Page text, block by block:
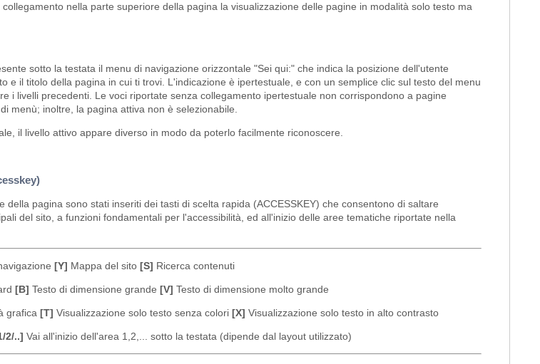
nella parte superiore della pagina la visualizzazione delle pagine in modalità solo testo ma
sotto la testata il menu di navigazione orizzontale "Sei qui:" che indica la posizione dell'utente
e il titolo della pagina in cui ti trovi. L'indicazione è ipertestuale, e con un semplice clic sul testo del menu
i livelli precedenti. Le voci riportate senza collegamento ipertestuale non corrispondono a pagine
menù; inoltre, la pagina attiva non è selezionabile.
il livello attivo appare diverso in modo da poterlo facilmente riconoscere.
della pagina sono stati inseriti dei tasti di scelta rapida (ACCESSKEY) che consentono di saltare
del sito, a funzioni fondamentali per l'accessibilità, ed all'inizio delle aree tematiche riportate nella
[Y] Mappa del sito [S] Ricerca contenuti
[B] Testo di dimensione grande [V] Testo di dimensione molto grande
grafica [T] Visualizzazione solo testo senza colori [X] Visualizzazione solo testo in alto contrasto
2/..] Vai all'inizio dell'area 1,2,... sotto la testata (dipende dal layout utilizzato)